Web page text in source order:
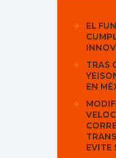
EL
TRAS
EN
EVITE